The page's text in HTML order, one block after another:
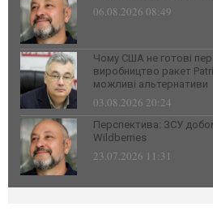
06.08.2026 08:49
Чому США не готові
виробництво ракет
можливі альтернативи
03.08.2026 20:24
Перспектива: ЗСУ
Wildberries
23.07.2026 11:31